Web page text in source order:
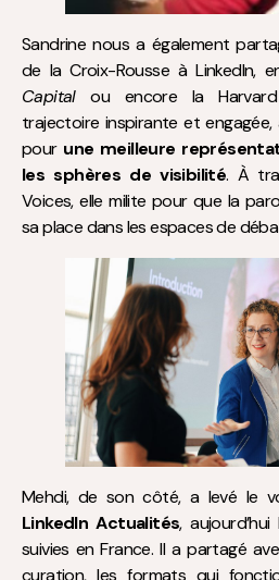
Sandrine nous a également
de la Croix-Rousse à LinkedIn,
Capitalou encore la Harvard
trajectoire inspirante et engagée,
pour une meilleure
les sphères de visibilité. À
Voices, elle milite pour que la
sa place dans les espaces de
Mehdi, de son côté, a levé le
LinkedIn Actualités,
suivies en France. Il a partagé
curation, les formats qui